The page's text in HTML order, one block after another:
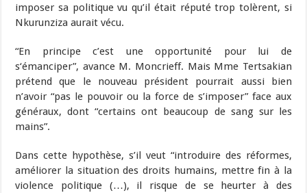
imposer sa politique vu qu’il était réputé trop tolèrent, si
Nkurunziza aurait vécu.
“En principe c’est une opportunité pour lui de
s‘émanciper”, avance M. Moncrieff. Mais Mme Tertsakian
prétend que le nouveau président pourrait aussi bien
n’avoir “pas le pouvoir ou la force de s’imposer” face aux
généraux, dont “certains ont beaucoup de sang sur les
mains”.
Dans cette hypothèse, s’il veut “introduire des réformes,
améliorer la situation des droits humains, mettre fin à la
violence politique (…), il risque de se heurter à des